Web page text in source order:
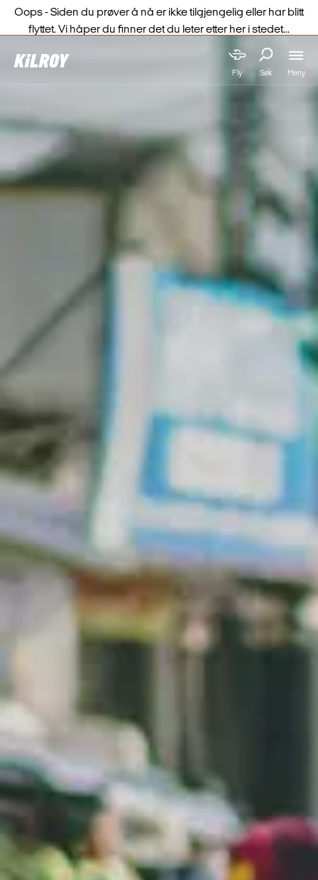
Fly Søk Meny
Oops - Siden du prøver å nå er ikke tilgjengelig eller har blitt
flyttet. Vi håper du finner det du leter etter her i stedet...